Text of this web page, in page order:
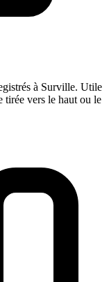
à Surville. Utile
tirée vers le haut ou le